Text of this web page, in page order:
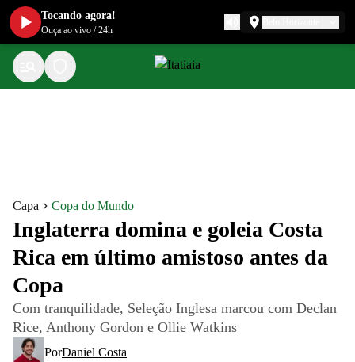
Capa Copa do Mundo
Inglaterra domina e goleia Costa
Rica em último amistoso antes da
Copa
Com tranquilidade, Seleção Inglesa marcou com Declan
Rice, Anthony Gordon e Ollie Watkins
PorDaniel Costa
Tocando agora!
Ouça ao vivo /24h